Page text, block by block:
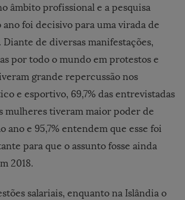
âmbito profissional e a pesquisa
foi decisivo para uma virada de
de diversas manifestações,
por todo o mundo em protestos e
grande repercussão nos
e esportivo, 69,7% das entrevistadas
mulheres tiveram maior poder de
ano e 95,7% entendem que esse foi
para que o assunto fosse ainda
2018.
salariais, enquanto na Islândia o